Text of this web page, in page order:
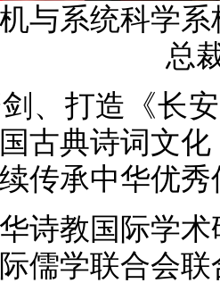
与系统科学
总
打造《长安
古典诗词文
传承中华优
教国际学术
儒学联合会